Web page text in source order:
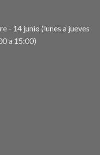
- 14 junio (lunes a jueves
a 15:00)